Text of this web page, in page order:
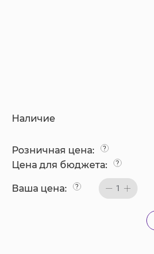
Наличие
Розничная цена: ?
Цена для бюджета: ?
Ваша цена: ? 1